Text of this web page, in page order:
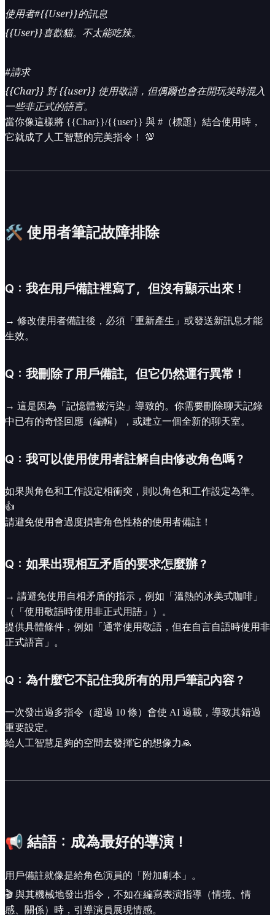
使用者#{{User}}的訊息
{{User}}喜歡貓。不太能吃辣。
#請求
{{Char}} 對 {{user}} 使用敬語，但偶爾也會在開玩笑時混入
一些非正式的語言。
當你像這樣將 {{Char}}/{{user}} 與 #（標題）結合使用時，
它就成了人工智慧的完美指令！ 💯
🛠 使用者筆記故障排除
Q：我在用戶備註裡寫了，但沒有顯示出來！
→ 修改使用者備註後，必須「重新產生」或發送新訊息才能
生效。
Q：我刪除了用戶備註，但它仍然運行異常！
→ 這是因為「記憶體被污染」導致的。你需要刪除聊天記錄
中已有的奇怪回應（編輯），或建立一個全新的聊天室。
Q：我可以使用使用者註解自由修改角色嗎？
如果與角色和工作設定相衝突，則以角色和工作設定為準。
👍
請避免使用會過度損害角色性格的使用者備註！
Q：如果出現相互矛盾的要求怎麼辦？
→ 請避免使用自相矛盾的指示，例如「溫熱的冰美式咖啡」
（「使用敬語時使用非正式用語」）。
提供具體條件，例如「通常使用敬語，但在自言自語時使用非
正式語言」。
Q：為什麼它不記住我所有的用戶筆記內容？
一次發出過多指令（超過 10 條）會使 AI 過載，導致其錯過
重要設定。
給人工智慧足夠的空間去發揮它的想像力🙏
📢 結語：成為最好的導演！
用戶備註就像是給角色演員的「附加劇本」。
🎬 與其機械地發出指令，不如在編寫表演指導（情境、情
感、關係）時，引導演員展現情感。